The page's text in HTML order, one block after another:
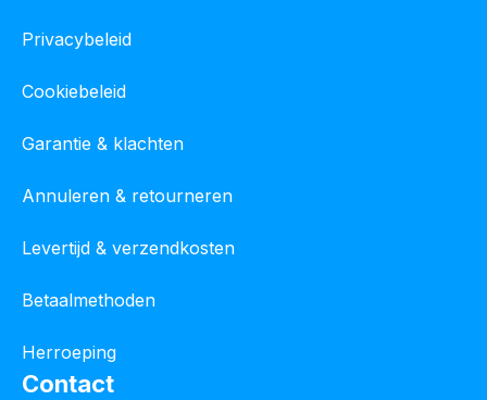
Privacybeleid
Cookiebeleid
Garantie & klachten
Annuleren & retourneren
Levertijd & verzendkosten
Betaalmethoden
Herroeping
Contact